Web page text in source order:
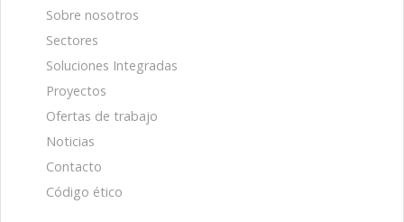
Sobre nosotros
Sectores
Soluciones Integradas
Proyectos
Ofertas de trabajo
Noticias
Contacto
Código ético